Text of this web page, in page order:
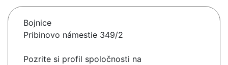
Bojnice
Pribinovo námestie 349/2
Pozrite si profil spoločnosti na